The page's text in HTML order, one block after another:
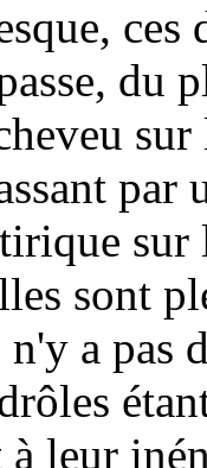
du
par
sur
sont
a pas
leur